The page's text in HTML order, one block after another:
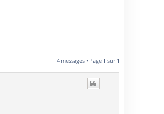
4 messages • Page 1 sur 1